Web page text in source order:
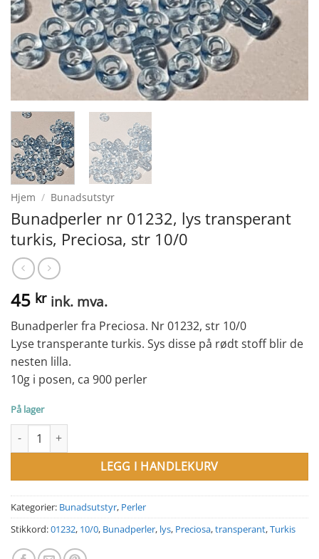
Hjem / Bunadsutstyr
Bunadperler nr 01232, lys transperant
turkis, Preciosa, str 10/0
45 kr ink. mva.
Bunadperler fra Preciosa. Nr 01232, str 10/0
Lyse transperante turkis. Sys disse på rødt stoff blir de
nesten lilla.
10g i posen, ca 900 perler
På lager
Bunadperler nr 01232, lys transperant turkis, Preciosa, str 10/0
LEGG I HANDLEKURV
Kategorier: Bunadsutstyr, Perler
Stikkord:01232, 10/0, Bunadperler, lys, Preciosa,transperant,Turkis